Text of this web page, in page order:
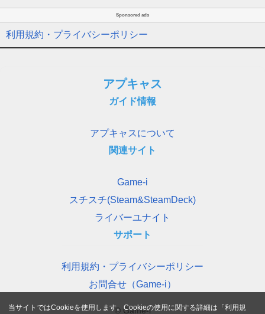
Sponsored ads
利用規約・プライバシーポリシー
アプキャス
ガイド情報
アプキャスについて
関連サイト
Game-i
スチスチ(Steam&SteamDeck)
ライバーユナイト
サポート
利用規約・プライバシーポリシー
お問合せ（Game-i）
© Game-i
当サイトではCookieを使用します。Cookieの使用に関する詳細は「利用規